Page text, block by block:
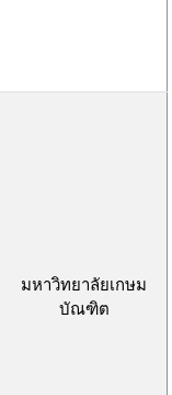
มหาวิทยาลัยเกษม
บัณฑิต